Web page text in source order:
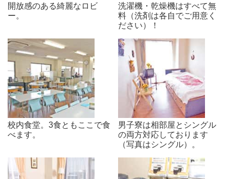
開放感のある綺麗なロビ
ー。
洗濯機・乾燥機はすべて無
料（洗剤は各自でご用意く
ださい）！
校内食堂。3食ともここで食
べます。
男子寮は相部屋とシングル
の両方対応しております
（写真はシングル）。